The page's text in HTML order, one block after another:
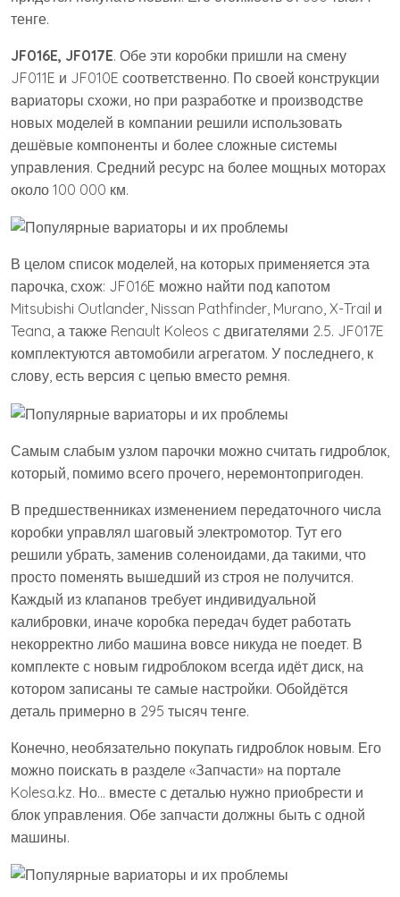
тенге.
JF016E, JF017E. Обе эти коробки пришли на смену
JF011E и JF010E соответственно. По своей конструкции
вариаторы схожи, но при разработке и производстве
новых моделей в компании решили использовать
дешёвые компоненты и более сложные системы
управления. Средний ресурс на более мощных моторах
около 100 000 км.
В целом список моделей, на которых применяется эта
парочка, схож: JF016E можно найти под капотом
Mitsubishi Outlander, Nissan Pathfinder, Murano, X-Trail и
Teana, а также Renault Koleos c двигателями 2.5. JF017E
комплектуются автомобили агрегатом. У последнего, к
слову, есть версия с цепью вместо ремня.
Самым слабым узлом парочки можно считать гидроблок,
который, помимо всего прочего, неремонтопригоден.
В предшественниках изменением передаточного числа
коробки управлял шаговый электромотор. Тут его
решили убрать, заменив соленоидами, да такими, что
просто поменять вышедший из строя не получится.
Каждый из клапанов требует индивидуальной
калибровки, иначе коробка передач будет работать
некорректно либо машина вовсе никуда не поедет. В
комплекте с новым гидроблоком всегда идёт диск, на
котором записаны те самые настройки. Обойдётся
деталь примерно в 295 тысяч тенге.
Конечно, необязательно покупать гидроблок новым. Его
можно поискать в разделе «Запчасти» на портале
Kolesa.kz. Но… вместе с деталью нужно приобрести и
блок управления. Обе запчасти должны быть с одной
машины.